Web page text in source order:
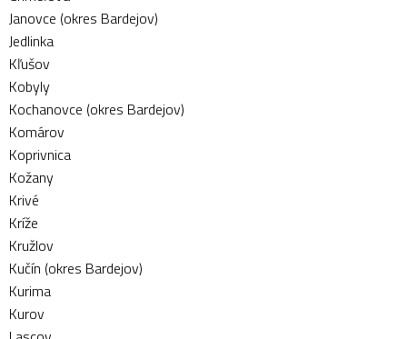
Janovce (okres Bardejov)
Jedlinka
Kľušov
Kobyly
Kochanovce (okres Bardejov)
Komárov
Koprivnica
Kožany
Krivé
Kríže
Kružlov
Kučín (okres Bardejov)
Kurima
Kurov